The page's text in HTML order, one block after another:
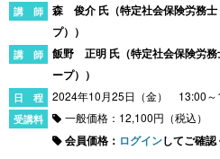
森 俊介 氏（特定社会保険労務
プ） ）
飯野 正明 氏（特定社会保険労
ープ） ）
2024年10月25日（金） 13:00～
一般価格：12,100円（税込）
会員価格： ログインしてご確